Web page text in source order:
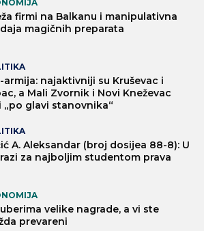
firmi na Balkanu i manipulativna
magičnih preparata
armija: najaktivniji su Kruševac i
a Mali Zvornik i Novi Kneževac
„po glavi stanovnika“
A. Aleksandar (broj dosijea 88-8): U
za najboljim studentom prava
velike nagrade, a vi ste
prevareni